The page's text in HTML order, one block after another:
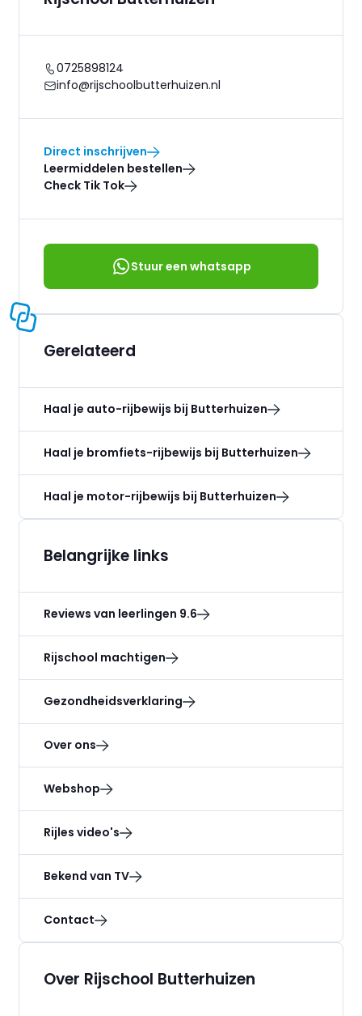
0725898124
info@rijschoolbutterhuizen.nl
Direct inschrijven
Leermiddelen bestellen
Check Tik Tok
Stuur een whatsapp
Gerelateerd
Haal je auto-rijbewijs bij Butterhuizen
Haal je bromfiets-rijbewijs bij Butterhuizen
Haal je motor-rijbewijs bij Butterhuizen
Belangrijke links
Reviews van leerlingen 9.6
Rijschool machtigen
Gezondheidsverklaring
Over ons
Webshop
Rijles video's
Bekend van TV
Contact
Over Rijschool Butterhuizen